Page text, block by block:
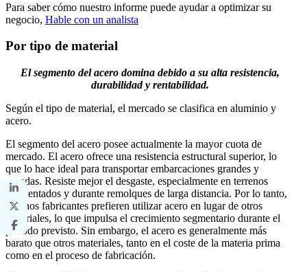
Para saber cómo nuestro informe puede ayudar a optimizar su
negocio, Hable con un analista
Por tipo de material
El segmento del acero domina debido a su alta resistencia,
durabilidad y rentabilidad.
Según el tipo de material, el mercado se clasifica en aluminio y
acero.
El segmento del acero posee actualmente la mayor cuota de
mercado. El acero ofrece una resistencia estructural superior, lo
que lo hace ideal para transportar embarcaciones grandes y
pesadas. Resiste mejor el desgaste, especialmente en terrenos
accidentados y durante remolques de larga distancia. Por lo tanto,
muchos fabricantes prefieren utilizar acero en lugar de otros
materiales, lo que impulsa el crecimiento segmentario durante el
período previsto. Sin embargo, el acero es generalmente más
barato que otros materiales, tanto en el coste de la materia prima
como en el proceso de fabricación.